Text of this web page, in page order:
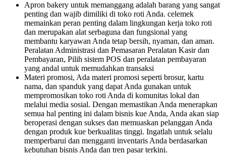
Apron bakery untuk memanggang adalah barang yang sangat
penting dan wajib dimiliki di toko roti Anda. celemek
memainkan peran penting dalam lingkungan kerja toko roti
dan merupakan alat serbaguna dan fungsional yang
membantu karyawan Anda tetap bersih, nyaman, dan aman.
Peralatan Administrasi dan Pemasaran Peralatan Kasir dan
Pembayaran, Pilih sistem POS dan peralatan pembayaran
yang andal untuk memudahkan transaksi
Materi promosi, Ada materi promosi seperti brosur, kartu
nama, dan spanduk yang dapat Anda gunakan untuk
mempromosikan toko roti Anda di komunitas lokal dan
melalui media sosial. Dengan memastikan Anda menerapkan
semua hal penting ini dalam bisnis kue Anda, Anda akan siap
beroperasi dengan sukses dan memuaskan pelanggan Anda
dengan produk kue berkualitas tinggi. Ingatlah untuk selalu
memperbarui dan mengganti inventaris Anda berdasarkan
kebutuhan bisnis Anda dan tren pasar terkini.